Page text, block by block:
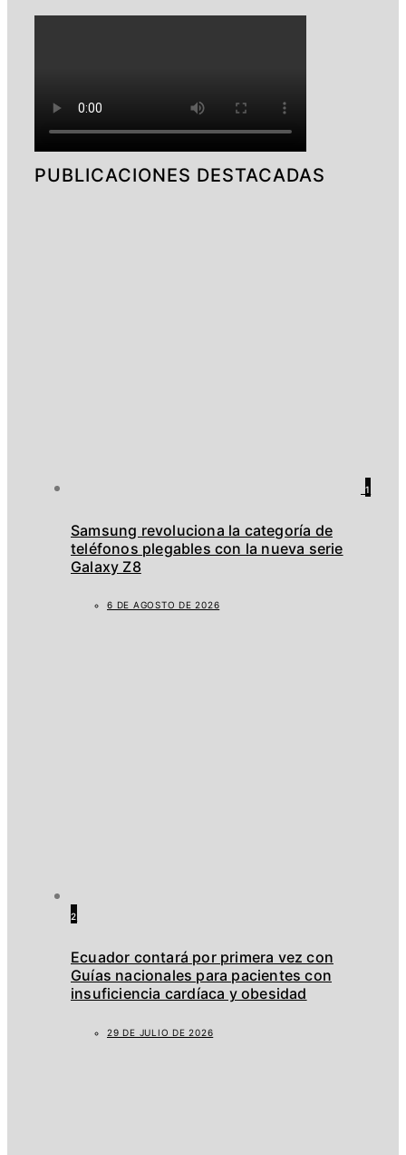
PUBLICACIONES DESTACADAS
1
Samsung revoluciona la categoría de
teléfonos plegables con la nueva serie
Galaxy Z8
6 DE AGOSTO DE 2026
2
Ecuador contará por primera vez con
Guías nacionales para pacientes con
insuficiencia cardíaca y obesidad
29 DE JULIO DE 2026